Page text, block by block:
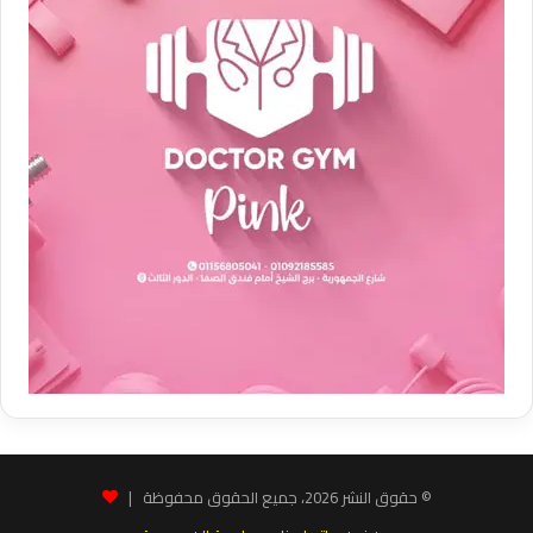
© حقوق النشر 2026، جميع الحقوق محفوظة |